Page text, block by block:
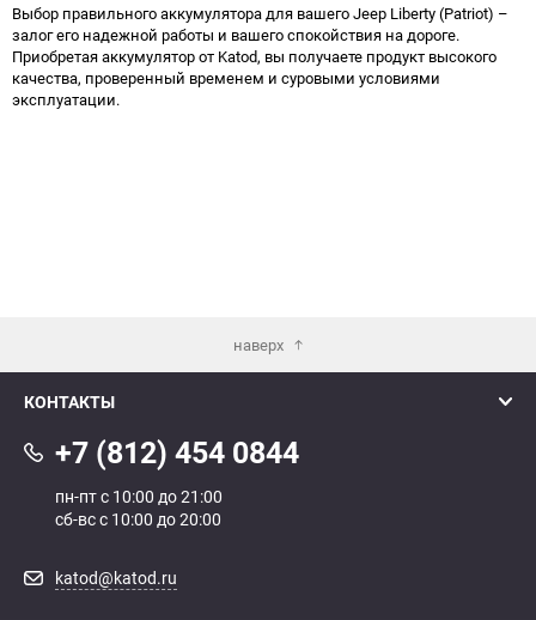
Выбор правильного аккумулятора для вашего Jeep Liberty (Patriot) –
залог его надежной работы и вашего спокойствия на дороге.
Приобретая аккумулятор от Katod, вы получаете продукт высокого
качества, проверенный временем и суровыми условиями
эксплуатации.
наверх
КОНТАКТЫ
+7 (812) 454 0844
пн-пт с 10:00 до 21:00
сб-вс с 10:00 до 20:00
katod@katod.ru